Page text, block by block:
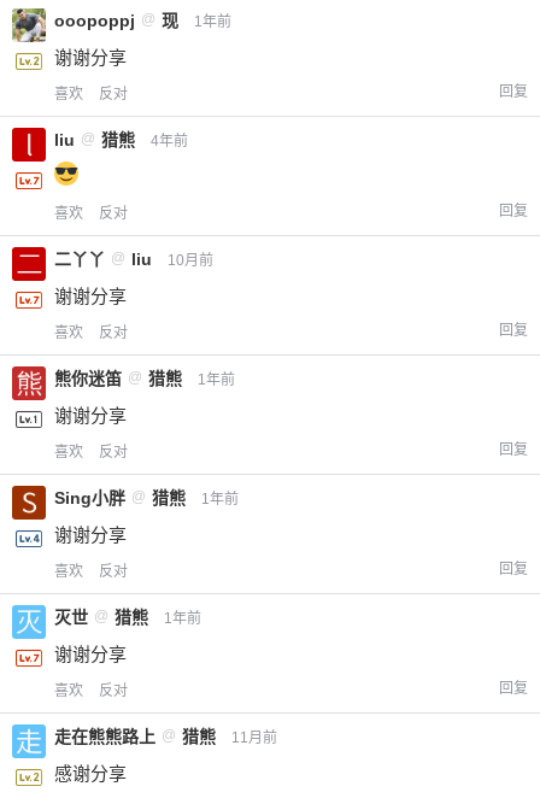
ooopoppj @ 现 1年前
谢谢分享
喜欢 反对 回复
liu @ 猎熊 4年前
喜欢 反对 回复
二丫丫 @ liu 10月前
谢谢分享
喜欢 反对 回复
熊你迷笛 @ 猎熊 1年前
谢谢分享
喜欢 反对 回复
Sing小胖 @ 猎熊 1年前
谢谢分享
喜欢 反对 回复
灭世 @ 猎熊 1年前
谢谢分享
喜欢 反对 回复
走在熊熊路上 @ 猎熊 11月前
感谢分享